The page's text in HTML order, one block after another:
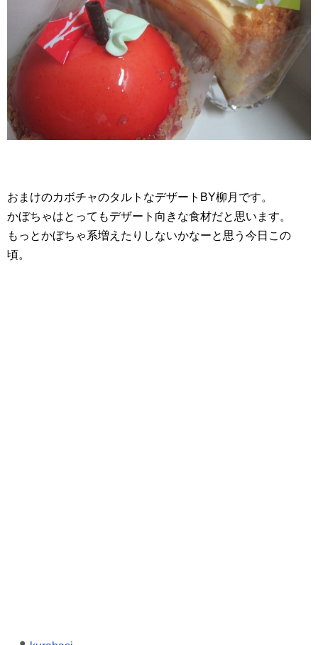
おまけのカボチャのタルトなデザートBY柳月です。
かぼちゃはとってもデザート向きな食材だと思います。
もっとかぼちゃ系増えたりしないかなーと思う今日この
頃。